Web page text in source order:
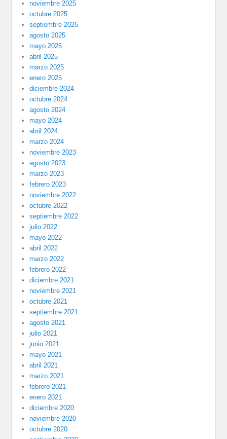
noviembre 2025
octubre 2025
septiembre 2025
agosto 2025
mayo 2025
abril 2025
marzo 2025
enero 2025
diciembre 2024
octubre 2024
agosto 2024
mayo 2024
abril 2024
marzo 2024
noviembre 2023
agosto 2023
marzo 2023
febrero 2023
noviembre 2022
octubre 2022
septiembre 2022
julio 2022
mayo 2022
abril 2022
marzo 2022
febrero 2022
diciembre 2021
noviembre 2021
octubre 2021
septiembre 2021
agosto 2021
julio 2021
junio 2021
mayo 2021
abril 2021
marzo 2021
febrero 2021
enero 2021
diciembre 2020
noviembre 2020
octubre 2020